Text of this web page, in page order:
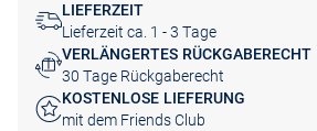
LIEFERZEIT
Lieferzeit ca. 1 - 3 Tage
VERLÄNGERTES RÜCKGABERECHT
30 Tage Rückgaberecht
KOSTENLOSE LIEFERUNG
mit dem Friends Club